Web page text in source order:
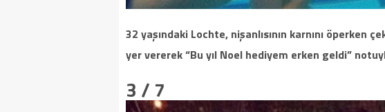
32 yaşındaki Lochte, nişanlısının karnını öperken
yer vererek “Bu yıl Noel hediyem erken geldi”
3 / 7